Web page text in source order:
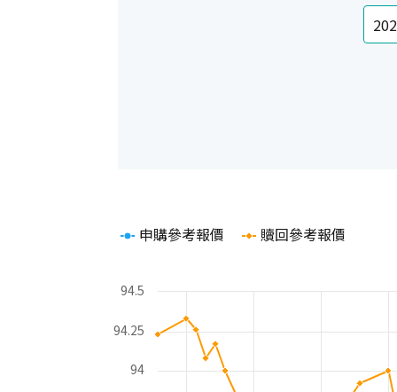
Line chart with 2 lines.
The chart has 2 Y axes displaying values and
申購參考報價 贖回參考報價
94
94.25
94.5